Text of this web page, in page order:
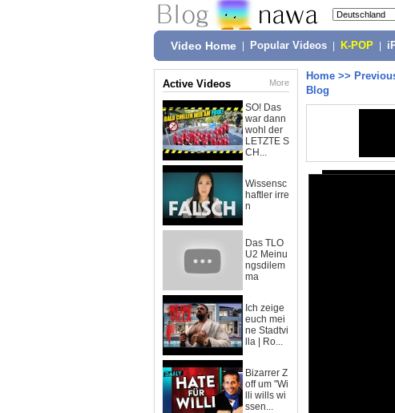
Video Home Popular Videos K-POP
Active Videos More
SO! Das
war dann
wohl der
LETZTE S
CH...
Wissensc
haftler irre
n
Das TLO
U2 Meinu
ngsdilem
ma
Ich zeige
euch mei
ne Stadtvi
lla | Ro...
Bizarrer Z
off um "Wi
lli wills wi
ssen...
Home >>
Blog